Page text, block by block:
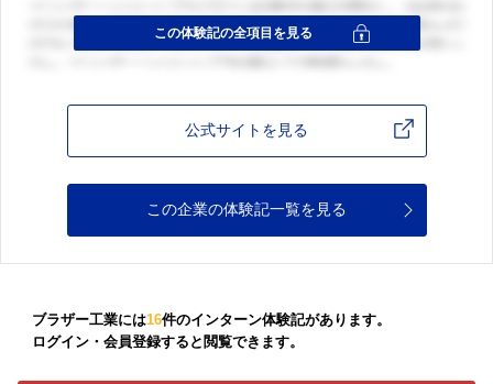
公式サイトを見る
この企業の体験記一覧を見る
ブラザー工業には16件のインターン体験記があります。
ログイン・会員登録すると閲覧できます。